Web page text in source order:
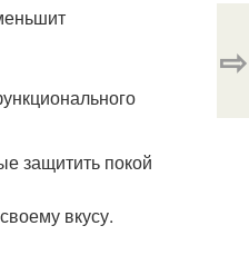
защитить покой
вкусу.
⇨